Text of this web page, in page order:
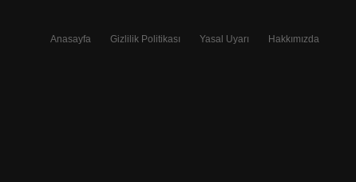
Anasayfa Gizlilik Politikası Yasal Uyarı Hakkımızda